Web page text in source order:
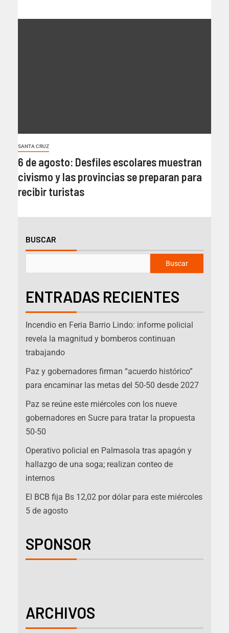
SANTA CRUZ
6 de agosto: Desfiles escolares muestran
civismo y las provincias se preparan para
recibir turistas
BUSCAR
Buscar
ENTRADAS RECIENTES
Incendio en Feria Barrio Lindo: informe policial
revela la magnitud y bomberos continuan
trabajando
Paz y gobernadores firman “acuerdo histórico”
para encaminar las metas del 50-50 desde 2027
Paz se reúne este miércoles con los nueve
gobernadores en Sucre para tratar la propuesta
50-50
Operativo policial en Palmasola tras apagón y
hallazgo de una soga; realizan conteo de
internos
El BCB fija Bs 12,02 por dólar para este miércoles
5 de agosto
SPONSOR
ARCHIVOS